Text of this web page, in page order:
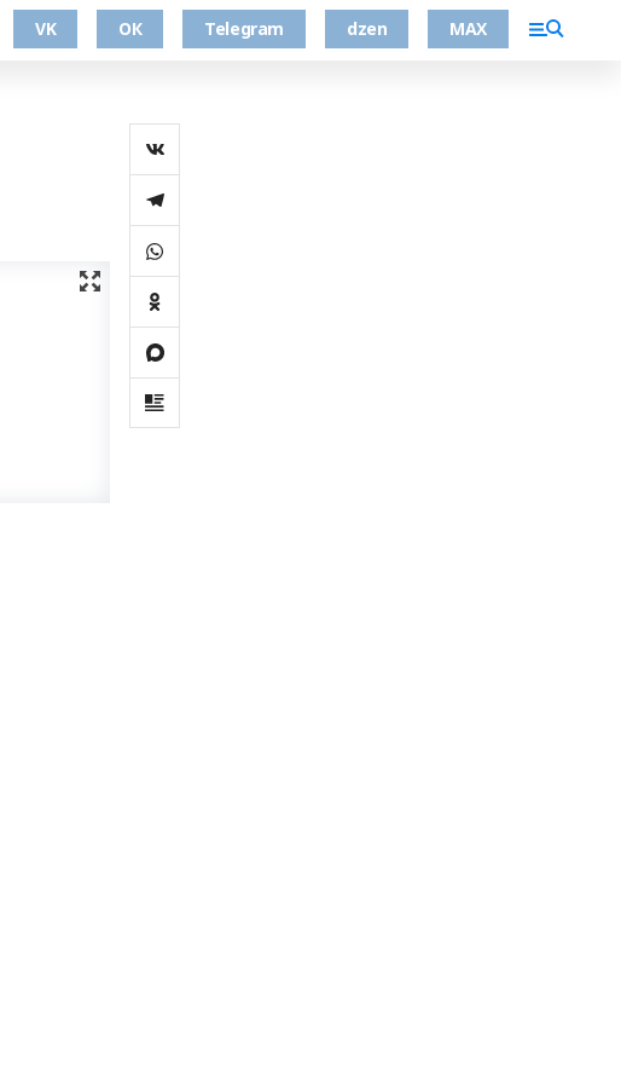
VK ОК Telegram dzen MAX